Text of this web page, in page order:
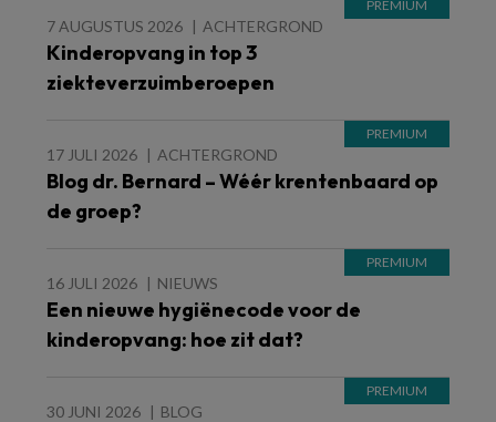
7 AUGUSTUS 2026 ACHTERGROND
Kinderopvang in top 3
ziekteverzuimberoepen
17 JULI 2026 ACHTERGROND
Blog dr. Bernard – Wéér krentenbaard op
de groep?
16 JULI 2026 NIEUWS
Een nieuwe hygiënecode voor de
kinderopvang: hoe zit dat?
30 JUNI 2026 BLOG